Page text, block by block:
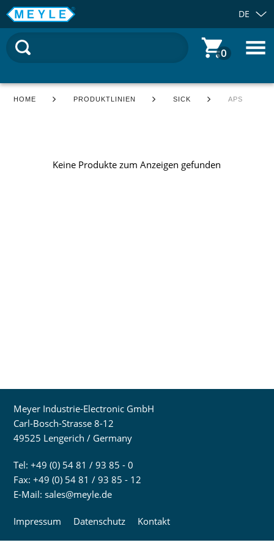
DE
0
HOME PRODUKTLINIEN SICK APS
Keine Produkte zum Anzeigen gefunden
Meyer Industrie-Electronic GmbH
Carl-Bosch-Strasse 8-12
49525 Lengerich / Germany
Tel: +49 (0) 54 81 / 93 85 - 0
Fax: +49 (0) 54 81 / 93 85 - 12
E-Mail:sales@meyle.de
Impressum Datenschutz Kontakt